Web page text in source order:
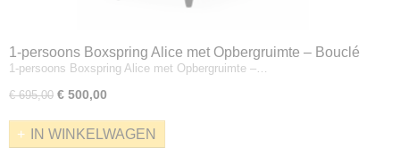
1-persoons Boxspring Alice met Opbergruimte – Bouclé
Crème – Zonder Matras
1-persoons Boxspring Alice met Opbergruimte –…
€ 695,00 € 500,00
IN WINKELWAGEN